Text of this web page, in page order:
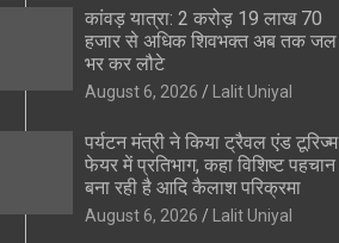
कांवड़ यात्रा: 2 करोड़ 19 लाख 70
हजार से अधिक शिवभक्त अब तक जल
भर कर लौटे
August 6, 2026 Lalit Uniyal
पर्यटन मंत्री ने किया ट्रैवल एंड टूरिज्म
फेयर में प्रतिभाग, कहा विशिष्ट पहचान
बना रही है आदि कैलाश परिक्रमा
August 6, 2026 Lalit Uniyal